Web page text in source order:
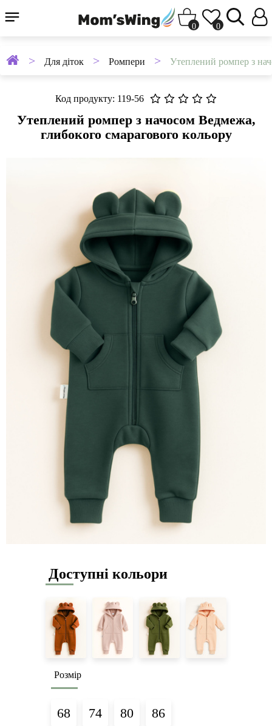
0 0
Для діток Ромпери Утеплений ромпер з
Код продукту: 119-56
Утеплений ромпер з начосом Ведмежа,
глибокого смарагового кольору
Доступні кольори
Розмір
68 74 80 86